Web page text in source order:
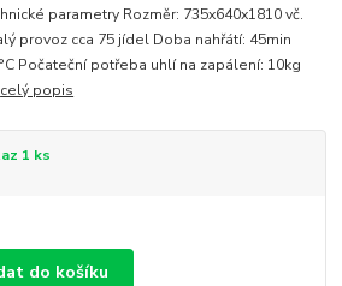
parametry Rozměr: 735x640x1810 vč.
provoz cca 75 jídel Doba nahřátí: 45min
Počateční potřeba uhlí na zapálení: 10kg
celý popis
1 ks
do košíku